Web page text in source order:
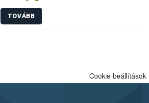
korlátozása
TOVÁBB
Cookie beállítások